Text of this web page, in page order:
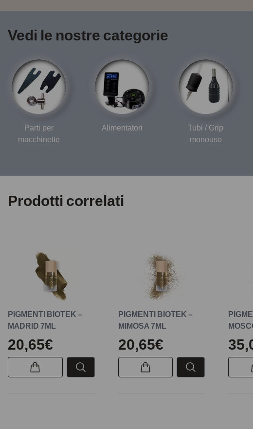
Vedi le nostre categorie
Parti per
macchinette
Alimentatori
Tubi / Grip
monouso
Prodotti correlati
PIGMENTI BIOTEK –
MADRID 7ML
20,65€
PIGMENTI BIOTEK –
MIMOSA 7ML
20,65€